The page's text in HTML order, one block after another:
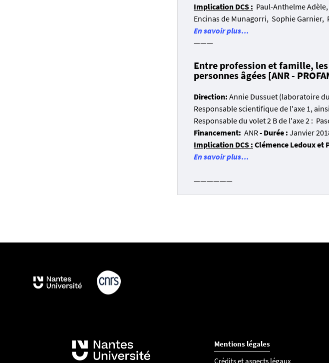
Implication DCS : Paul-Anthelme
Encinas de Munagorri, Sophie Garnier,
En savoir plus…
———
Entre profession et famille,
personnes âgées [ANR -
Direction: Annie Dussuet (laboratoire
Responsable scientifique de l'axe 1,
Responsable du volet 2 B de l'axe 2 :
Financement: ANR- Durée : Janvier
Implication DCS : Clémence Ledoux et
En savoir plus…
——————
Mentions légales
Crédits et aspects légaux